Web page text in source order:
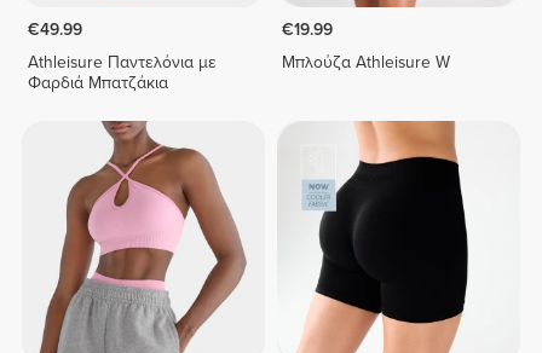
€49.99
Athleisure Παντελόνια με
Φαρδιά Μπατζάκια
€19.99
Μπλούζα Athleisure W